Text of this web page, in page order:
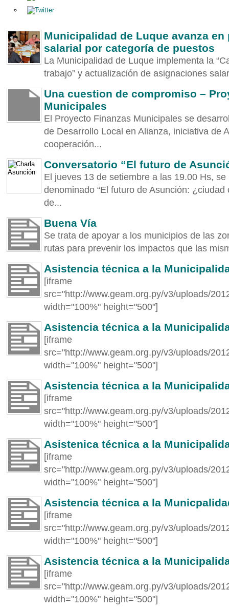
Municipalidad de Luque avanza
salarial por categoría de puestos
La Municipalidad de Luque implementa la
trabajo” y actualización de asignaciones
Una cuestion de compromiso –
Municipales
El Proyecto Finanzas Municipales se
de Desarrollo Local en Alianza, iniciativa de
cooperación...
Conversatorio “El futuro de
El jueves 13 de setiembre a las 19.00 Hs,
denominado “El futuro de Asunción:
de...
Buena Vía
Se trata de apoyar a los municipios de las
rutas para prevenir los impactos que las
Asistencia técnica a la
[iframe
src="http://www.geam.org.py/v3/uploads/
width="100%" height="500"]
Asistencia técnica a la
[iframe
src="http://www.geam.org.py/v3/uploads/
width="100%" height="500"]
Asistencia técnica a la
[iframe
src="http://www.geam.org.py/v3/uploads/
width="100%" height="500"]
Asistenica técnica a la
[iframe
src="http://www.geam.org.py/v3/uploads/
width="100%" height="500"]
Asistencia técnica a la
[iframe
src="http://www.geam.org.py/v3/uploads/
width="100%" height="500"]
Asistencia técnica a la
[iframe
src="http://www.geam.org.py/v3/uploads/
width="100%" height="500"]